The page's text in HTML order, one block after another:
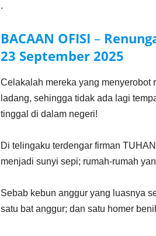
.
BACAAN OFISI –
23 September2025
Celakalah mereka yang menyerobot
ladang, sehingga tidak ada lagi
tinggal di dalam negeri!
Di telingaku terdengar firman
menjadi sunyi sepi; rumah-rumah
Sebab kebun anggur yang luasnya
satu bat anggur; dan satu homer